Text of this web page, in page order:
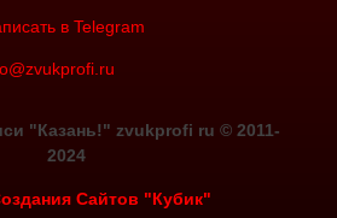
в Telegram
"Казань!" zvukprofi ru © 2011-
2024
Сайтов "Кубик"